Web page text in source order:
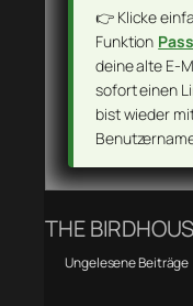
👉 Klicke
Funktion
deine alte E-
sofort einen
bist wieder
THE
Ungelesene Beiträge